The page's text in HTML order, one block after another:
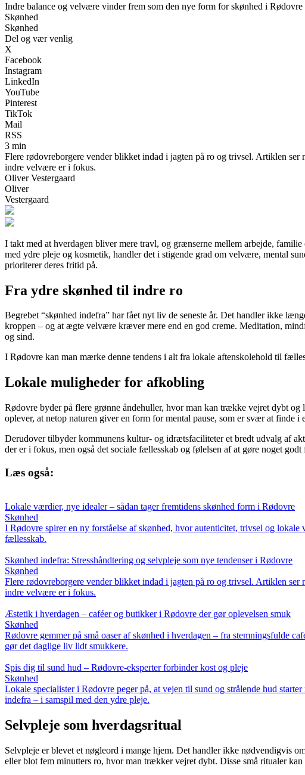
Indre balance og velvære vinder frem som den nye form for skønhed i Rødovre
Skønhed
Skønhed
Del og vær venlig
X
Facebook
Instagram
LinkedIn
YouTube
Pinterest
TikTok
Mail
RSS
3 min
Flere rødovreborgere vender blikket indad i jagten på ro og trivsel. Artiklen
indre velvære er i fokus.
Oliver Vestergaard
Oliver
Vestergaard
I takt med at hverdagen bliver mere travl, og grænserne mellem arbejde,
med ydre pleje og kosmetik, handler det i stigende grad om velvære, mental
prioriterer deres fritid på.
Fra ydre skønhed til indre ro
Begrebet “skønhed indefra” har fået nyt liv de seneste år. Det handler ikke
kroppen – og at ægte velvære kræver mere end en god creme. Meditation,
og sind.
I Rødovre kan man mærke denne tendens i alt fra lokale aftenskolehold til
Lokale muligheder for afkobling
Rødovre byder på flere grønne åndehuller, hvor man kan trække vejret dybt
oplever, at netop naturen giver en form for mental pause, som er svær at finde i
Derudover tilbyder kommunens kultur- og idrætsfaciliteter et bredt udvalg af
der er i fokus, men også det sociale fællesskab og følelsen af at gøre noget godt
Læs også:
Lokale værdier, nye idealer – sådan tager fremtidens skønhed form i Rødovre
Skønhed
I Rødovre spirer en ny forståelse af skønhed, hvor autenticitet, trivsel og
fællesskab.
Skønhed indefra: Stresshåndtering og selvpleje som nye tendenser i Rødovre
Skønhed
Flere rødovreborgere vender blikket indad i jagten på ro og trivsel. Artiklen
indre velvære er i fokus.
Æstetik i hverdagen – caféer og butikker i Rødovre der gør oplevelsen smuk
Skønhed
Rødovre gemmer på små oaser af skønhed i hverdagen – fra stemningsfulde
gør det daglige liv lidt smukkere.
Spis dig til sund hud – Rødovre-eksperter forbinder kost og pleje
Skønhed
Lokale specialister i Rødovre peger på, at vejen til sund og strålende hud
indefra – i samspil med den ydre pleje.
Selvpleje som hverdagsritual
Selvpleje er blevet et nøgleord i mange hjem. Det handler ikke nødvendigvis
eller blot fem minutters ro, hvor man trækker vejret dybt. Disse små ritualer